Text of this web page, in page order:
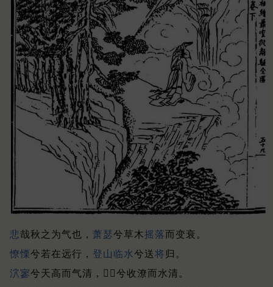
悲哉秋之为气也， 萧 瑟兮草木摇落而变衰。
憭慄兮若在远行， 登山临水兮送将 归。
泬 寥兮天高而气清，𡧯𡽐兮收潦而水清。